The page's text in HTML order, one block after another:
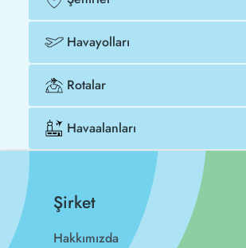
Havayolları
Rotalar
Havaalanları
Şirket
Hakkımızda